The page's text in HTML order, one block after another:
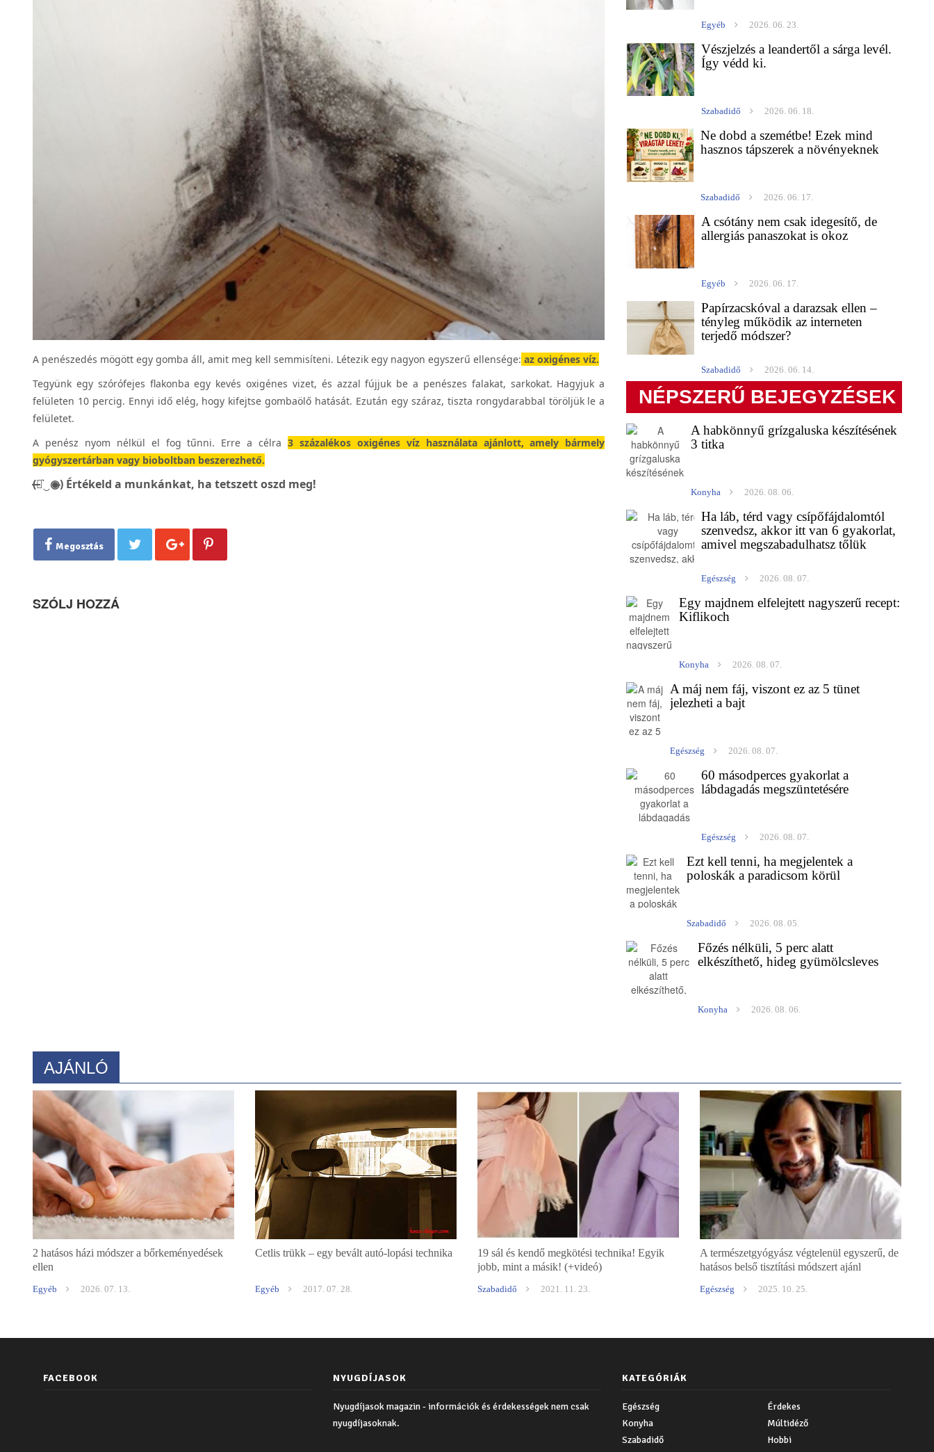
A penészedés mögött egy gomba áll, amit meg kell semmisíteni. Létezik egy nagyon egyszerű ellensége: az oxigénes víz.
Tegyünk egy szórófejes flakonba egy kevés oxigénes vizet, és azzal fújjuk be a penészes falakat, sarkokat. Hagyjuk a
felületen 10 percig. Ennyi idő elég, hogy kifejtse gombaölő hatását. Ezután egy száraz, tiszta rongydarabbal töröljük le a
felületet.
A penész nyom nélkül el fog tűnni. Erre a célra3 százalékos oxigénes víz használata ajánlott, amely bármely
gyógyszertárban vagy bioboltban beszerezhető.
(̶◉͛‿◉̶) Értékeld a munkánkat, ha tetszett oszd meg!
Megosztás
SZÓLJ HOZZÁ
Egyéb 2026. 06. 23.
Vészjelzés a leandertől a sárga levél.
Így védd ki.
Szabadidő 2026. 06. 18.
Ne dobd a szemétbe! Ezek mind
hasznos tápszerek a növényeknek
Szabadidő 2026. 06. 17.
A csótány nem csak idegesítő, de
allergiás panaszokat is okoz
Egyéb 2026. 06. 17.
Papírzacskóval a darazsak ellen –
tényleg működik az interneten
terjedő módszer?
Szabadidő 2026. 06. 14.
NÉPSZERŰ BEJEGYZÉSEK
A habkönnyű grízgaluska készítésének
3 titka
Konyha 2026. 08. 06.
Ha láb, térd vagy csípőfájdalomtól
szenvedsz, akkor itt van 6 gyakorlat,
amivel megszabadulhatsz tőlük
Egészség 2026. 08. 07.
Egy majdnem elfelejtett nagyszerű recept:
Kiflikoch
Konyha 2026. 08. 07.
A máj nem fáj, viszont ez az 5 tünet
jelezheti a bajt
Egészség 2026. 08. 07.
60 másodperces gyakorlat a
lábdagadás megszüntetésére
Egészség 2026. 08. 07.
Ezt kell tenni, ha megjelentek a
poloskák a paradicsom körül
Szabadidő 2026. 08. 05.
Főzés nélküli, 5 perc alatt
elkészíthető, hideg gyümölcsleves
Konyha 2026. 08. 06.
AJÁNLÓ
2 hatásos házi módszer a bőrkeményedések
ellen
Egyéb 2026. 07. 13.
Cetlis trükk – egy bevált autó-lopási technika
Egyéb 2017. 07. 28.
19 sál és kendő megkötési technika! Egyik
jobb, mint a másik! (+videó)
Szabadidő 2021. 11. 23.
A természetgyógyász végtelenül egyszerű, de
hatásos belső tisztítási módszert ajánl
Egészség 2025. 10. 25.
FACEBOOK NYUGDÍJASOK
Nyugdíjasok magazin - információk és érdekességek nem csak
nyugdíjasoknak.
KATEGÓRIÁK
Egészség
Érdekes
Konyha
Múltidéző
Szabadidő
Hobbi